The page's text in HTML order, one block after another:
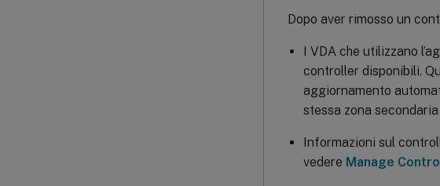
Dopo aver rimosso un
I VDA che utilizzano
controller disponibili.
aggiornamento
stessa zona
Informazioni sul
vedere Manage